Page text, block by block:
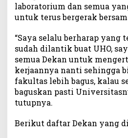
laboratorium dan semua
untuk terus bergerak
“Saya selalu berharap yang
sudah dilantik buat UHO,
semua Dekan untuk
kerjaannya nanti sehingga
fakultas lebih bagus, kalau
baguskan pasti
tutupnya.
Berikut daftar Dekan yang